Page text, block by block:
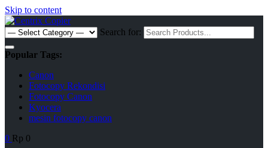
Skip to content
Search for:
Popular Tags:
Canon
Fotocopy Rekondisi
Fotocopy Canon
Kyocera
mesin fotocopy canon
0 Rp 0